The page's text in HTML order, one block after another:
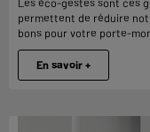
Les éco-gestes sont ces
permettent de réduire
bons pour votre porte-
En savoir +